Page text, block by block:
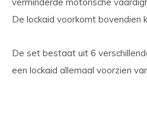
De lockaid voorkomt bovendien
De set bestaat uit 6
een lockaid allemaal voorzien